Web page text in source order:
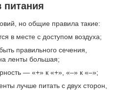
питания
но общие правила такие:
в месте с доступом воздуха;
правильного сечения,
ленты большая;
— «+» к «+», «–» к «–»;
лучше питать с двух сторон,